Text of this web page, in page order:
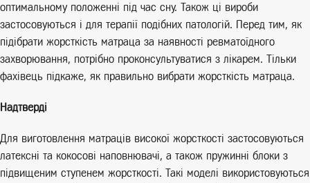
оптимальному положенні під час сну. Також ці вироби
застосовуються і для терапії подібних патологій. Перед тим, як
підібрати жорсткість матраца за наявності ревматоїдного
захворювання, потрібно проконсультуватися з лікарем. Тільки
фахівець підкаже, як правильно вибрати жорсткість матраца.
Надтверді
Для виготовлення матраців високої жорсткості застосовуються
латексні та кокосові наповнювачі, а також пружинні блоки з
підвищеним ступенем жорсткості. Такі моделі використовуються